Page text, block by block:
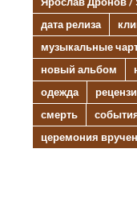
дата релиза
музыкальные
новый альбом
одежда
смерть
церемония